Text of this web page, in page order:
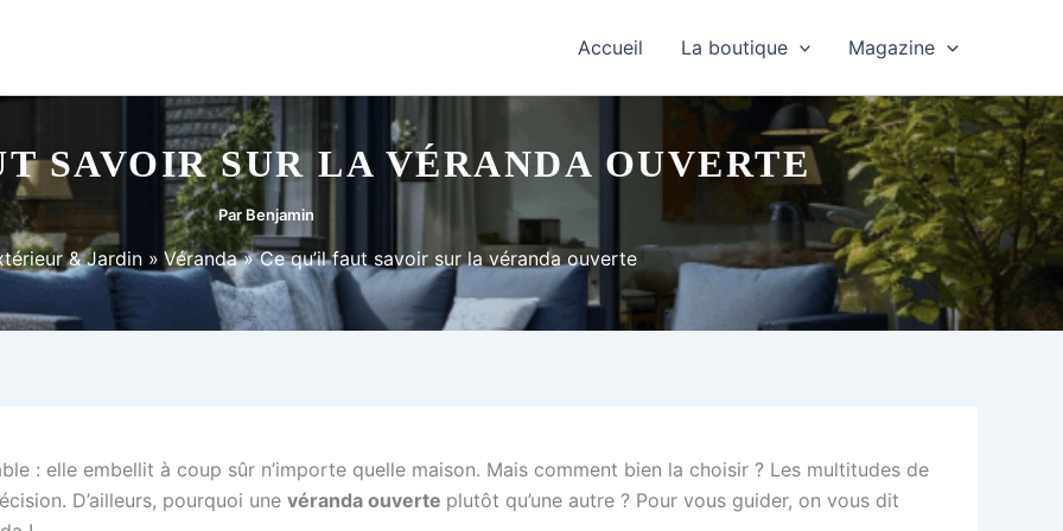
Accueil La boutique Magazine
SAVOIR SUR LA VÉRANDA OUVERTE
Par Benjamin
& Jardin Véranda Ce qu’il faut savoir sur la véranda ouverte
: elle embellit à coup sûr n’importe quelle maison. Mais comment bien la choisir ? Les multitudes de
D’ailleurs, pourquoi une véranda ouverte plutôt qu’une autre ? Pour vous guider, on vous dit